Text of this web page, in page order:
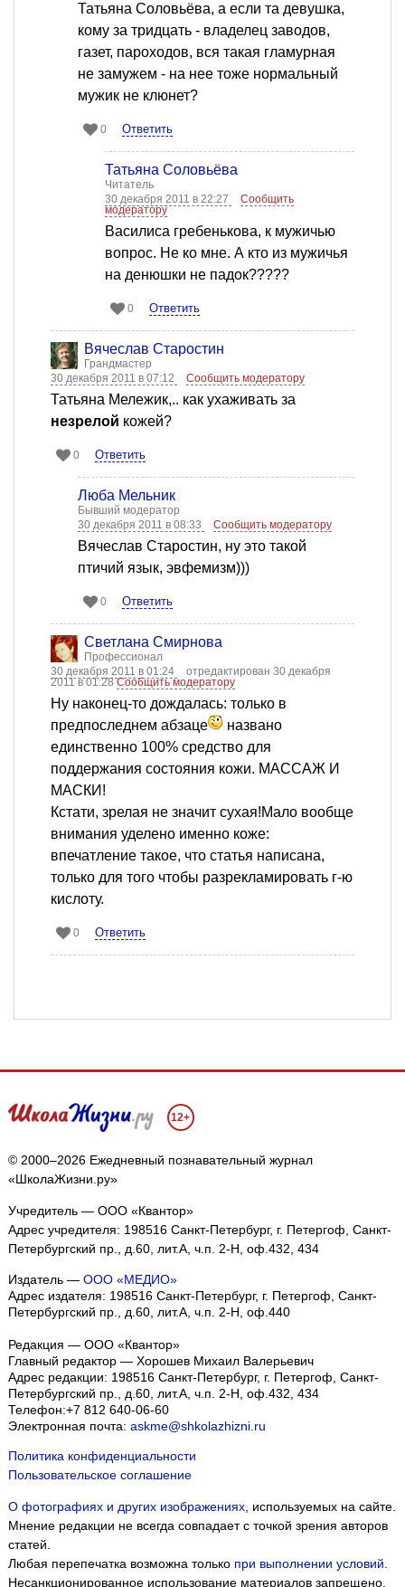
Татьяна Соловьёва, а если та девушка,
кому за тридцать - владелец заводов,
газет, пароходов, вся такая гламурная
не замужем - на нее тоже нормальный
мужик не клюнет?
0 Ответить
Татьяна Соловьёва
Читатель
30 декабря 2011 в 22:27
Сообщить
модератору
Василиса гребенькова, к мужичью
вопрос. Не ко мне. А кто из мужичья
на денюшки не падок?????
0 Ответить
Вячеслав Старостин
Грандмастер
30 декабря 2011 в 07:12
Сообщить модератору
Татьяна Мележик,.. как ухаживать за
незрелой кожей?
0 Ответить
Люба Мельник
Бывший модератор
30 декабря 2011 в 08:33
Сообщить модератору
Вячеслав Старостин, ну это такой
птичий язык, эвфемизм)))
0 Ответить
Светлана Смирнова
Профессионал
30 декабря 2011 в 01:24
отредактирован 30 декабря
2011 в 01:28Сообщить модератору
Ну наконец-то дождалась: только в
предпоследнем абзаце
названо
единственно 100% средство для
поддержания состояния кожи. МАССАЖ И
МАСКИ!
Кстати, зрелая не значит сухая!Мало вообще
внимания уделено именно коже:
впечатление такое, что статья написана,
только для того чтобы разрекламировать г-ю
кислоту.
0 Ответить
12+
© 2000–2026 Ежедневный познавательный журнал
«ШколаЖизни.ру»
Учредитель — ООО «Квантор»
Адрес учредителя: 198516 Санкт-Петербург, г. Петергоф, Санкт-
Петербургский пр., д.60, лит.А, ч.п. 2-Н, оф.432, 434
Издатель — ООО «МЕДИО»
Адрес издателя: 198516 Санкт-Петербург, г. Петергоф, Санкт-
Петербургский пр., д.60, лит.А, ч.п. 2-Н, оф.440
Редакция — ООО «Квантор»
Главный редактор — Хорошев Михаил Валерьевич
Адрес редакции: 198516 Санкт-Петербург, г. Петергоф, Санкт-
Петербургский пр., д.60, лит.А, ч.п. 2-Н, оф.432, 434
Телефон:+7 812 640-06-60
Электронная почта: askme@shkolazhizni.ru
Политика конфиденциальности
Пользовательское соглашение
О фотографиях и других изображениях, используемых на сайте.
Мнение редакции не всегда совпадает с точкой зрения авторов
статей.
Любая перепечатка возможна только при выполнении условий.
Несанкционированное использование материалов запрещено.